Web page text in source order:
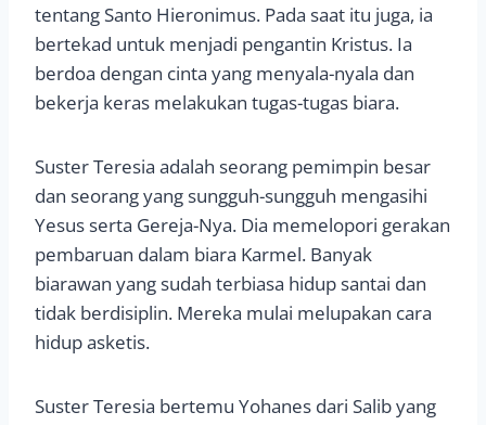
tentang Santo Hieronimus. Pada saat itu juga, ia
bertekad untuk menjadi pengantin Kristus. Ia
berdoa dengan cinta yang menyala-nyala dan
bekerja keras melakukan tugas-tugas biara.
Suster Teresia adalah seorang pemimpin besar
dan seorang yang sungguh-sungguh mengasihi
Yesus serta Gereja-Nya. Dia memelopori gerakan
pembaruan dalam biara Karmel. Banyak
biarawan yang sudah terbiasa hidup santai dan
tidak berdisiplin. Mereka mulai melupakan cara
hidup asketis.
Suster Teresia bertemu Yohanes dari Salib yang